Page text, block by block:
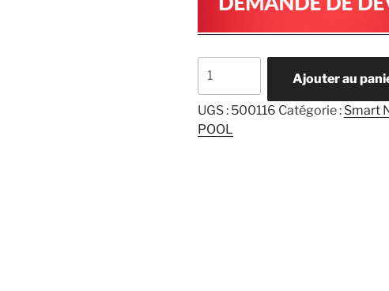
de
ELECTROLYSEUR
SMART
NEXT
Ajouter au
UGS : 500116 Catégorie : Smart
POOL